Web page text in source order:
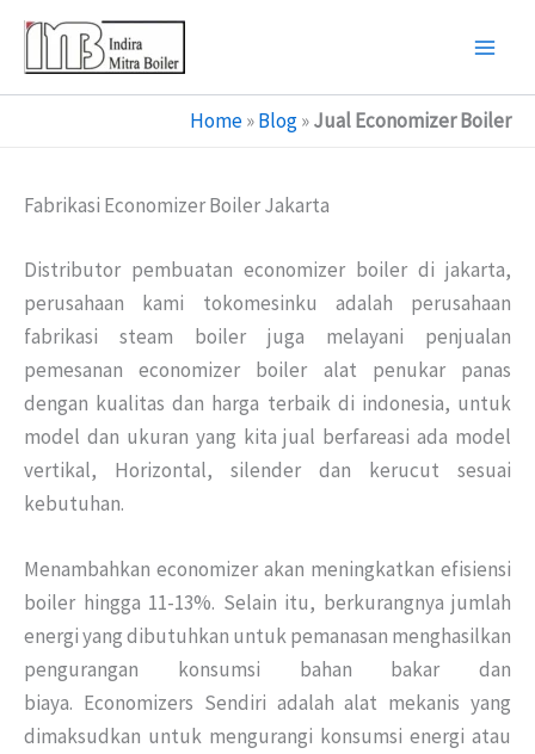
Skip
content
Home»Blog»Jual Economizer Boiler
Fabrikasi Economizer Boiler Jakarta
Distributor pembuatan economizer boiler di jakarta,
perusahaan kami tokomesinku adalah perusahaan
fabrikasi steam boiler juga melayani penjualan
pemesanan economizer boiler alat penukar panas
dengan kualitas dan harga terbaik di indonesia, untuk
model dan ukuran yang kita jual berfareasi ada model
vertikal, Horizontal, silender dan kerucut sesuai
kebutuhan.
Menambahkan economizer akan meningkatkan efisiensi
boiler hingga 11-13%. Selain itu, berkurangnya jumlah
energi yang dibutuhkan untuk pemanasan menghasilkan
pengurangan konsumsi bahan bakar dan
biaya. Economizers Sendiri adalah alat mekanis yang
dimaksudkan untuk mengurangi konsumsi energi atau